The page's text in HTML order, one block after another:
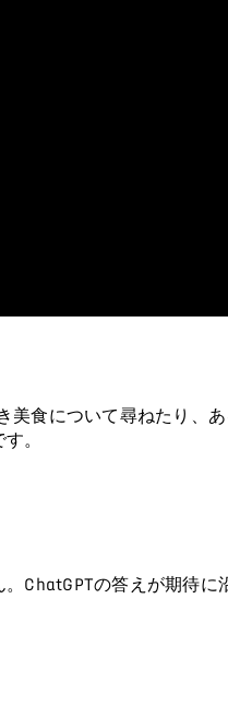
美食について尋ねたり、
。
ChatGPTの答えが期待に